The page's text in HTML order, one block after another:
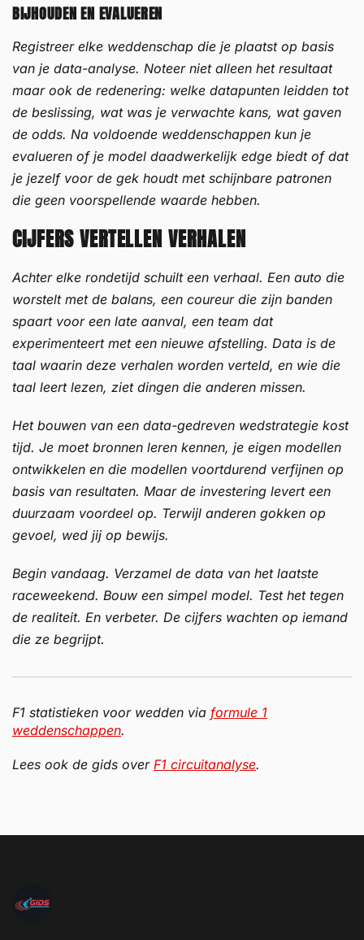
BIJHOUDEN EN EVALUEREN
Registreer elke weddenschap die je plaatst op basis
van je data-analyse. Noteer niet alleen het resultaat
maar ook de redenering: welke datapunten leidden tot
de beslissing, wat was je verwachte kans, wat gaven
de odds. Na voldoende weddenschappen kun je
evalueren of je model daadwerkelijk edge biedt of dat
je jezelf voor de gek houdt met schijnbare patronen
die geen voorspellende waarde hebben.
CIJFERS VERTELLEN VERHALEN
Achter elke rondetijd schuilt een verhaal. Een auto die
worstelt met de balans, een coureur die zijn banden
spaart voor een late aanval, een team dat
experimenteert met een nieuwe afstelling. Data is de
taal waarin deze verhalen worden verteld, en wie die
taal leert lezen, ziet dingen die anderen missen.
Het bouwen van een data-gedreven wedstrategie kost
tijd. Je moet bronnen leren kennen, je eigen modellen
ontwikkelen en die modellen voortdurend verfijnen op
basis van resultaten. Maar de investering levert een
duurzaam voordeel op. Terwijl anderen gokken op
gevoel, wed jij op bewijs.
Begin vandaag. Verzamel de data van het laatste
raceweekend. Bouw een simpel model. Test het tegen
de realiteit. En verbeter. De cijfers wachten op iemand
die ze begrijpt.
F1 statistieken voor wedden via formule 1
weddenschappen.
Lees ook de gids over F1 circuitanalyse.